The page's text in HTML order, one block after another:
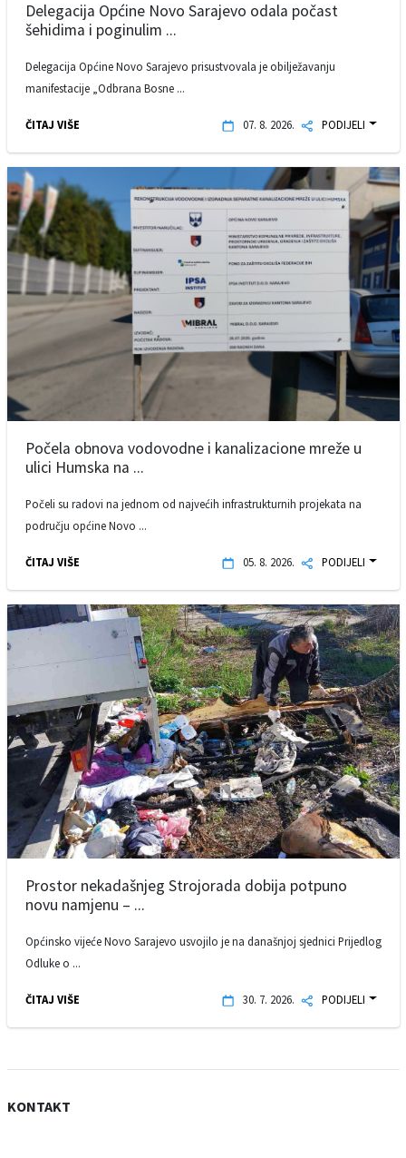
Delegacija Općine Novo Sarajevo odala počast
šehidima i poginulim ...
Delegacija Općine Novo Sarajevo prisustvovala je obilježavanju
manifestacije „Odbrana Bosne ...
ČITAJ VIŠE 07. 8. 2026. PODIJELI
Počela obnova vodovodne i kanalizacione mreže u
ulici Humska na ...
Počeli su radovi na jednom od najvećih infrastrukturnih projekata na
području općine Novo ...
ČITAJ VIŠE 05. 8. 2026. PODIJELI
Prostor nekadašnjeg Strojorada dobija potpuno
novu namjenu – ...
Općinsko vijeće Novo Sarajevo usvojilo je na današnjoj sjednici Prijedlog
Odluke o ...
ČITAJ VIŠE 30. 7. 2026. PODIJELI
KONTAKT